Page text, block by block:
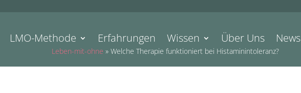
LMO-Methode Erfahrungen Wissen Über Uns News
Leben-mit-ohne » Welche Therapie funktioniert bei Histaminintoleranz?